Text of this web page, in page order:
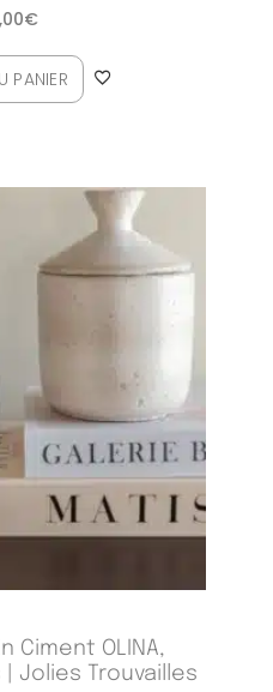
€
PANIER
Ciment OLINA,
| Jolies Trouvailles